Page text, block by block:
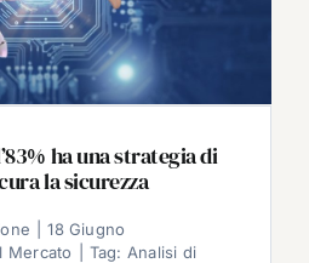
ha una strategia di
la sicurezza
18 Giugno
Mercato Tag: Analisi di